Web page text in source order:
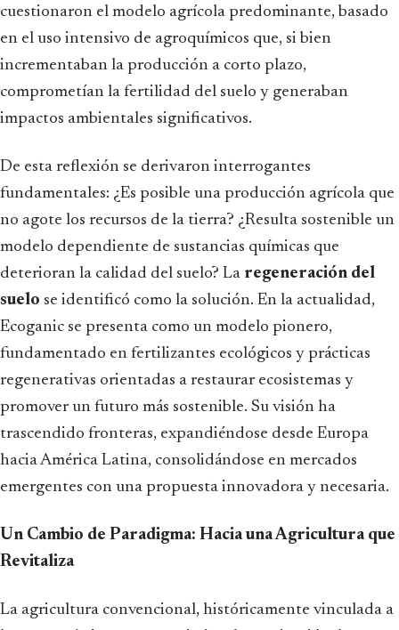
cuestionaron el modelo agrícola predominante, basado
en el uso intensivo de agroquímicos que, si bien
incrementaban la producción a corto plazo,
comprometían la fertilidad del suelo y generaban
impactos ambientales significativos.
De esta reflexión se derivaron interrogantes
fundamentales: ¿Es posible una producción agrícola que
no agote los recursos de la tierra? ¿Resulta sostenible un
modelo dependiente de sustancias químicas que
deterioran la calidad del suelo? La regeneración del
suelo se identificó como la solución. En la actualidad,
Ecoganic se presenta como un modelo pionero,
fundamentado en fertilizantes ecológicos y prácticas
regenerativas orientadas a restaurar ecosistemas y
promover un futuro más sostenible. Su visión ha
trascendido fronteras, expandiéndose desde Europa
hacia América Latina, consolidándose en mercados
emergentes con una propuesta innovadora y necesaria.
Un Cambio de Paradigma: Hacia una Agricultura que
Revitaliza
La agricultura convencional, históricamente vinculada a